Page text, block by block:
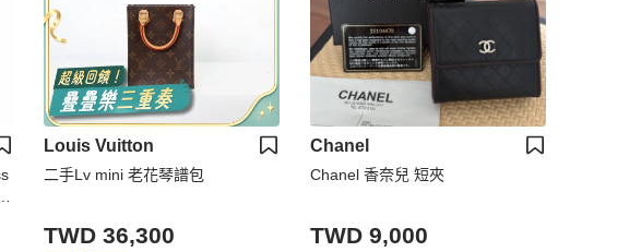
Louis Vuitton
二手Lv mini 老花琴譜包
TWD 36,300
Chanel
Chanel 香奈兒 短夾
TWD 9,000